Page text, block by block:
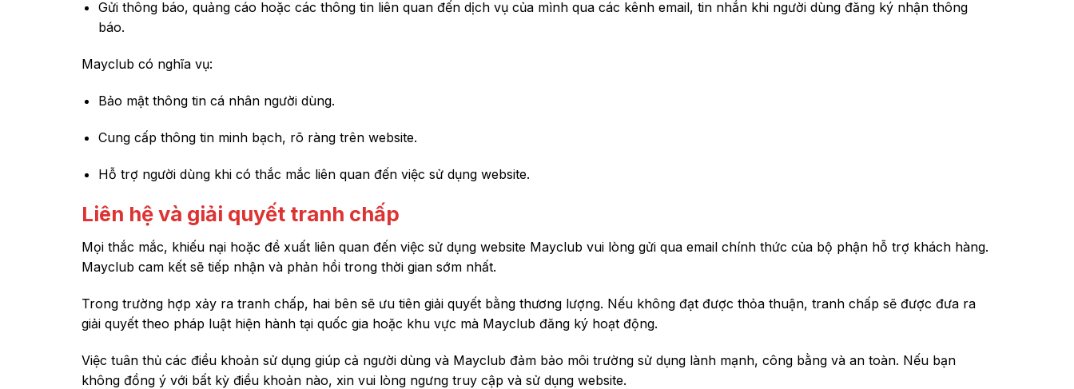
Gửi thông báo, quảng cáo hoặc các thông tin liên quan đến dịch vụ của mình qua các kênh email, tin nhắn khi người dùng đăng ký nhận thông
báo.
Mayclub có nghĩa vụ:
Bảo mật thông tin cá nhân người dùng.
Cung cấp thông tin minh bạch, rõ ràng trên website.
Hỗ trợ người dùng khi có thắc mắc liên quan đến việc sử dụng website.
Liên hệ và giải quyết tranh chấp
Mọi thắc mắc, khiếu nại hoặc đề xuất liên quan đến việc sử dụng website Mayclub vui lòng gửi qua email chính thức của bộ phận hỗ trợ khách hàng.
Mayclub cam kết sẽ tiếp nhận và phản hồi trong thời gian sớm nhất.
Trong trường hợp xảy ra tranh chấp, hai bên sẽ ưu tiên giải quyết bằng thương lượng. Nếu không đạt được thỏa thuận, tranh chấp sẽ được đưa ra
giải quyết theo pháp luật hiện hành tại quốc gia hoặc khu vực mà Mayclub đăng ký hoạt động.
Việc tuân thủ các điều khoản sử dụng giúp cả người dùng và Mayclub đảm bảo môi trường sử dụng lành mạnh, công bằng và an toàn. Nếu bạn
không đồng ý với bất kỳ điều khoản nào, xin vui lòng ngưng truy cập và sử dụng website.